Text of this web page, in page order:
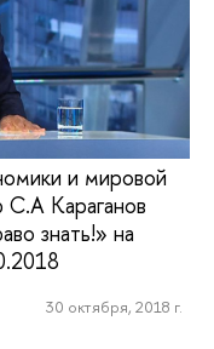
и мировой
Караганов
знать!» на
30 октября, 2018 г.